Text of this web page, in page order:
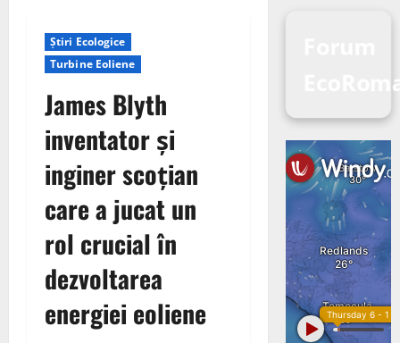
Știri Ecologice
Turbine Eoliene
James Blyth
inventator și
inginer scoțian
care a jucat un
rol crucial în
dezvoltarea
energiei eoliene